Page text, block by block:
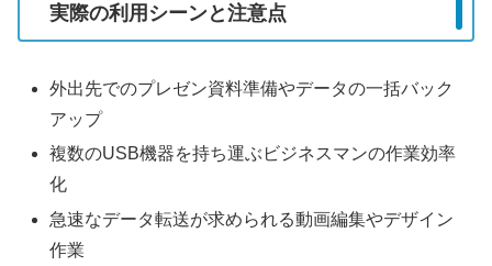
実際の利用シーンと注意点
外出先でのプレゼン資料準備やデータの一括バック
アップ
複数のUSB機器を持ち運ぶビジネスマンの作業効率
化
急速なデータ転送が求められる動画編集やデザイン
作業